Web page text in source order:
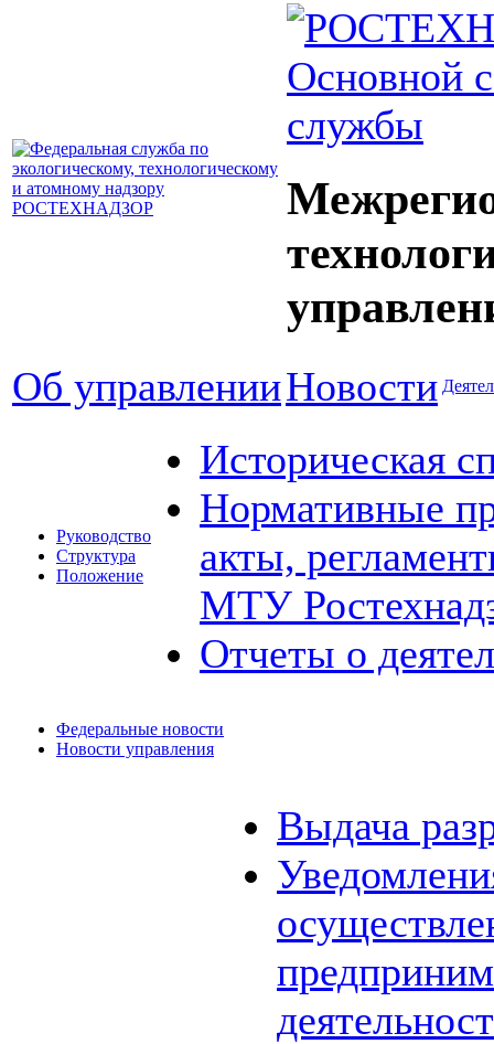
Основной
службы
Об управленииНовости
Руководство
Структура
Положение
Историческая
Нормативные
акты,
МТУ
Отчеты о
Федеральные новости
Новости управления
Выдача